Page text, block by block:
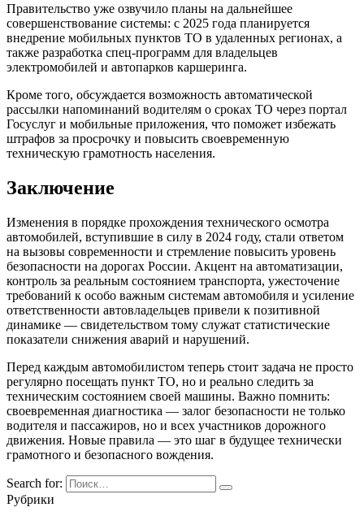
Правительство уже озвучило планы на дальнейшее
совершенствование системы: с 2025 года планируется
внедрение мобильных пунктов ТО в удаленных регионах, а
также разработка спец-программ для владельцев
электромобилей и автопарков каршеринга.
Кроме того, обсуждается возможность автоматической
рассылки напоминаний водителям о сроках ТО через портал
Госуслуг и мобильные приложения, что поможет избежать
штрафов за просрочку и повысить своевременную
техническую грамотность населения.
Заключение
Изменения в порядке прохождения технического осмотра
автомобилей, вступившие в силу в 2024 году, стали ответом
на вызовы современности и стремление повысить уровень
безопасности на дорогах России. Акцент на автоматизации,
контроль за реальным состоянием транспорта, ужесточение
требований к особо важным системам автомобиля и усиление
ответственности автовладельцев привели к позитивной
динамике — свидетельством тому служат статистические
показатели снижения аварий и нарушений.
Перед каждым автомобилистом теперь стоит задача не просто
регулярно посещать пункт ТО, но и реально следить за
техническим состоянием своей машины. Важно помнить:
своевременная диагностика — залог безопасности не только
водителя и пассажиров, но и всех участников дорожного
движения. Новые правила — это шаг в будущее технически
грамотного и безопасного вождения.
Search for:
Рубрики